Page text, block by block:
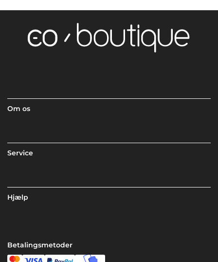
Om os
Service
Hjælp
Betalingsmetoder